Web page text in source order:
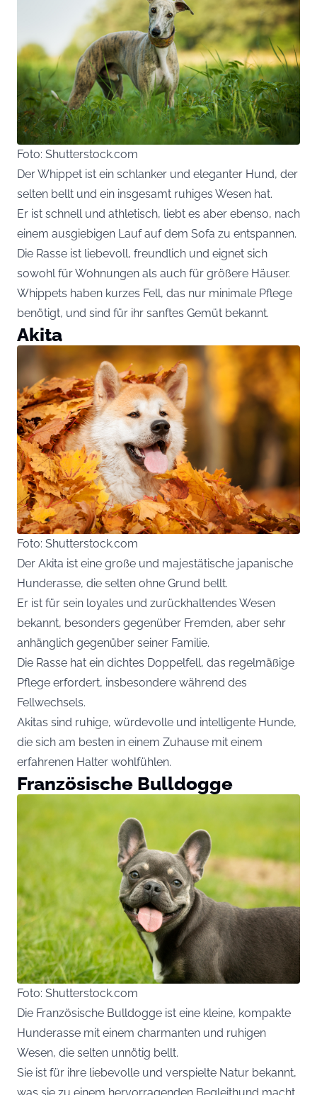
Foto: Shutterstock.com
Der Whippet ist ein schlanker und eleganter Hund, der
selten bellt und ein insgesamt ruhiges Wesen hat.
Er ist schnell und athletisch, liebt es aber ebenso, nach
einem ausgiebigen Lauf auf dem Sofa zu entspannen.
Die Rasse ist liebevoll, freundlich und eignet sich
sowohl für Wohnungen als auch für größere Häuser.
Whippets haben kurzes Fell, das nur minimale Pflege
benötigt, und sind für ihr sanftes Gemüt bekannt.
Akita
Foto: Shutterstock.com
Der Akita ist eine große und majestätische japanische
Hunderasse, die selten ohne Grund bellt.
Er ist für sein loyales und zurückhaltendes Wesen
bekannt, besonders gegenüber Fremden, aber sehr
anhänglich gegenüber seiner Familie.
Die Rasse hat ein dichtes Doppelfell, das regelmäßige
Pflege erfordert, insbesondere während des
Fellwechsels.
Akitas sind ruhige, würdevolle und intelligente Hunde,
die sich am besten in einem Zuhause mit einem
erfahrenen Halter wohlfühlen.
Französische Bulldogge
Foto: Shutterstock.com
Die Französische Bulldogge ist eine kleine, kompakte
Hunderasse mit einem charmanten und ruhigen
Wesen, die selten unnötig bellt.
Sie ist für ihre liebevolle und verspielte Natur bekannt,